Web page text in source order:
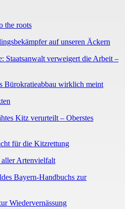
the roots
auf unseren Äckern
Staatsanwalt verweigert die Arbeit –
Bürokratieabbau wirklich meint
Kitz verurteilt – Oberstes
für die Kitzrettung
Artenvielfalt
Bayern-Handbuchs zur
Wiedervernässung